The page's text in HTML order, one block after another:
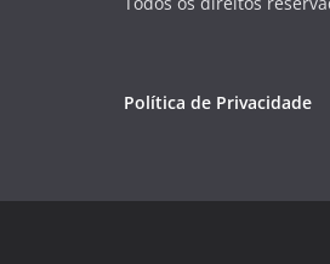
Política de Privacidade